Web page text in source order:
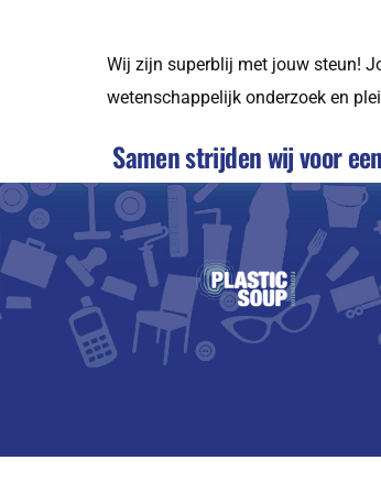
Wij zijn superblij met jouw steun!
wetenschappelijk onderzoek en
Samen strijden wij voor